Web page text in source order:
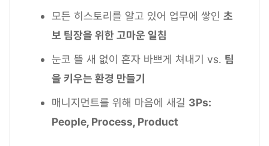
모든 히스토리를 알고 있어 업무에 쌓인 초
보 팀장을 위한 고마운 일침
눈코 뜰 새 없이 혼자 바쁘게 쳐내기 vs. 팀
을 키우는 환경 만들기
매니지먼트를 위해 마음에 새길 3Ps:
People, Process, Product